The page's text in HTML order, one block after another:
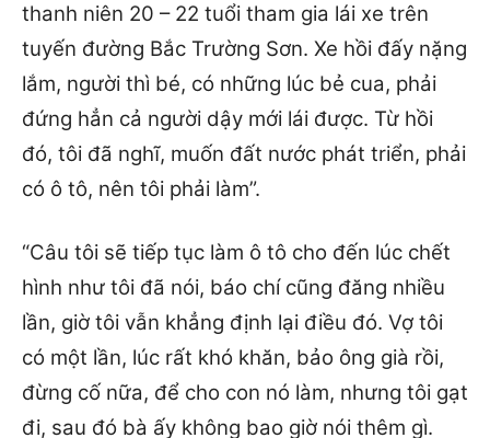
thanh niên 20 – 22 tuổi tham gia lái xe trên
tuyến đường Bắc Trường Sơn. Xe hồi đấy nặng
lắm, người thì bé, có những lúc bẻ cua, phải
đứng hẳn cả người dậy mới lái được. Từ hồi
đó, tôi đã nghĩ, muốn đất nước phát triển, phải
có ô tô, nên tôi phải làm”.
“Câu tôi sẽ tiếp tục làm ô tô cho đến lúc chết
hình như tôi đã nói, báo chí cũng đăng nhiều
lần, giờ tôi vẫn khẳng định lại điều đó. Vợ tôi
có một lần, lúc rất khó khăn, bảo ông già rồi,
đừng cố nữa, để cho con nó làm, nhưng tôi gạt
đi, sau đó bà ấy không bao giờ nói thêm gì.